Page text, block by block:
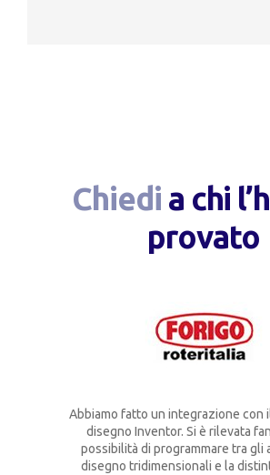
Chiedi a chi
provato
Abbiamo fatto un integrazione con
disegno Inventor. Si è rilevata
possibilità di programmare tra gli
disegno tridimensionali e la